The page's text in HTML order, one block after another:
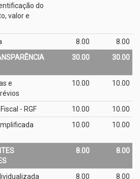
do
valor e
8.00
8.00
30.00 30.00
e
10.00 10.00
- RGF 10.00
10.00
10.00 10.00
8.00 8.00
8.00 8.00